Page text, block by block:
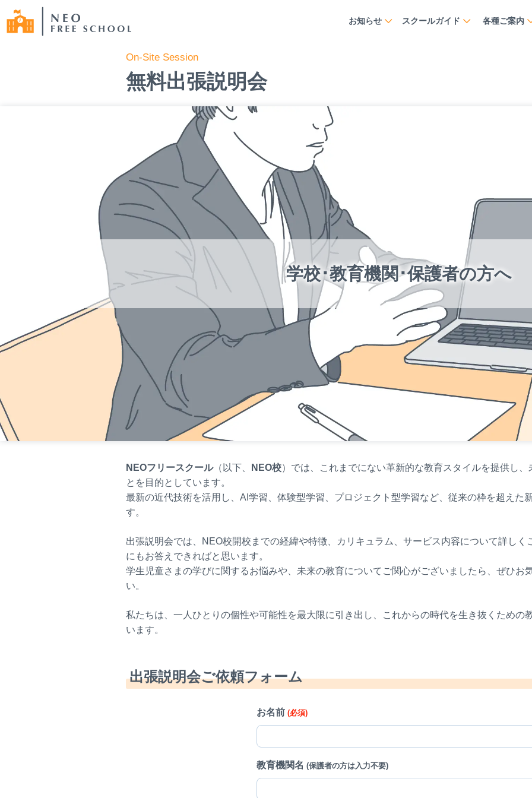
お知らせ スクールガイド 各種ご案内
On-Site Session
無料出張説明会
学校･教育機関･保護者の方へ
NEOフリースクール（以下、 NEO校）では、これまでにない革新的な教育スタイルを提供し
とを目的としています。
最新の近代技術を活用し、AI学習、体験型学習、プロジェクト型学習など、従来の枠を超えた
す。
出張説明会では、NEO校開校までの経緯や特徴、カリキュラム、サービス内容について詳しく
にもお答えできればと思います。
学生児童さまの学びに関するお悩みや、未来の教育についてご関心がございましたら、ぜひお
い。
私たちは、一人ひとりの個性や可能性を最大限に引き出し、これからの時代を生き抜くための
います。
出張説明会ご依頼フォーム
お名前 (必須)
教育機関名 (保護者の方は入力不要)